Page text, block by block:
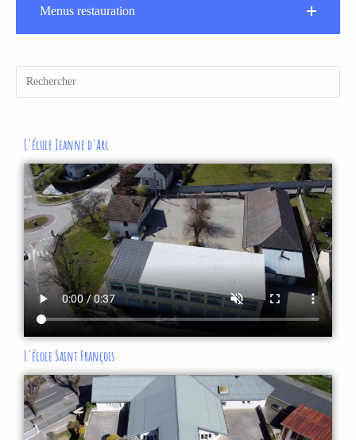
Menus restauration
L'école Jeanne d'Arc
L'école Saint François